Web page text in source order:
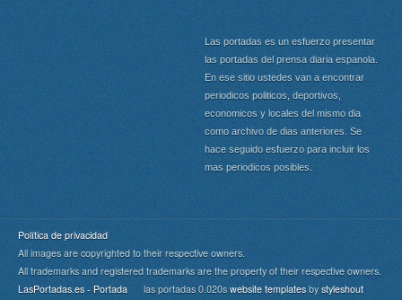
Las portadas es un esfuerzo presentar
las portadas del prensa diaria espanola.
En ese sitio ustedes van a encontrar
periodicos politicos, deportivos,
economicos y locales del mismo dia
como archivo de dias anteriores. Se
hace seguido esfuerzo para incluir los
mas periodicos posibles.
Política de privacidad
All images are copyrighted to their respective owners.
All trademarks and registered trademarks are the property of their respective owners.
LasPortadas.es - Portada las portadas 0.020s website templates bystyleshout